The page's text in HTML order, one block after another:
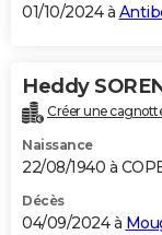
01/10/2024 à
Heddy
Créer une
Naissance
22/08/1940 à
Décès
04/09/2024 à